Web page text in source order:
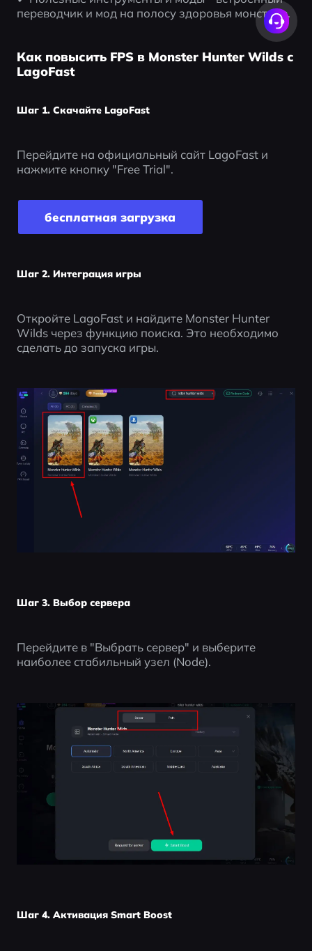
переводчик и мод на полосу здоровья монстров.
Как повысить FPS в Monster Hunter Wilds с
LagoFast
Шаг 1. Скачайте LagoFast
Перейдите на официальный сайт LagoFast и
нажмите кнопку "Free Trial".
бесплатная загрузка
Шаг 2. Интеграция игры
Откройте LagoFast и найдите Monster Hunter
Wilds через функцию поиска. Это необходимо
сделать до запуска игры.
Шаг 3. Выбор сервера
Перейдите в "Выбрать сервер" и выберите
наиболее стабильный узел (Node).
Шаг 4. Активация Smart Boost